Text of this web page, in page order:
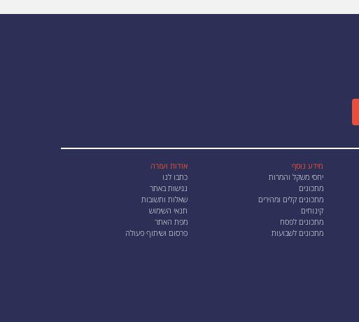
מידע נוסף
יחסי משקל והמרות
מתכונים
מתכונים קלים ומהירים
קינוחים
מתכונים לפסח
מתכונים לשבועות
אודות ועזרה
כתבו לנו
נגישות באתר
שאלות ותשובות
תנאי השימוש
מפת האתר
פרסום ושיתוף פעולה